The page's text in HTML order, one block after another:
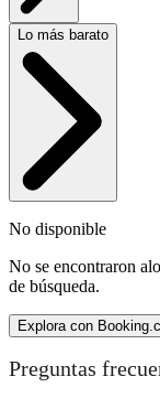
Lo más barato
No disponible
No se encontraron
de búsqueda.
Explora con
Preguntas